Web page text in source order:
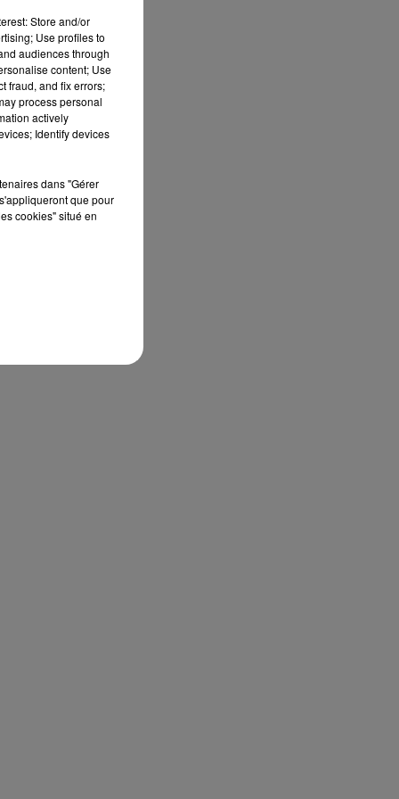
Store and/or
Use profiles to
audiences through
content; Use
fraud, and fix errors;
process personal
actively
Identify devices
dans "Gérer
que pour
cookies" situé en